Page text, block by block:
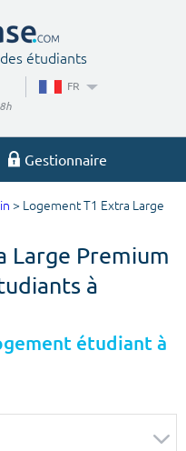
étudiants
FR
Gestionnaire
max
> Logement T1 Extra Large
Large Premium
à
étudiant à